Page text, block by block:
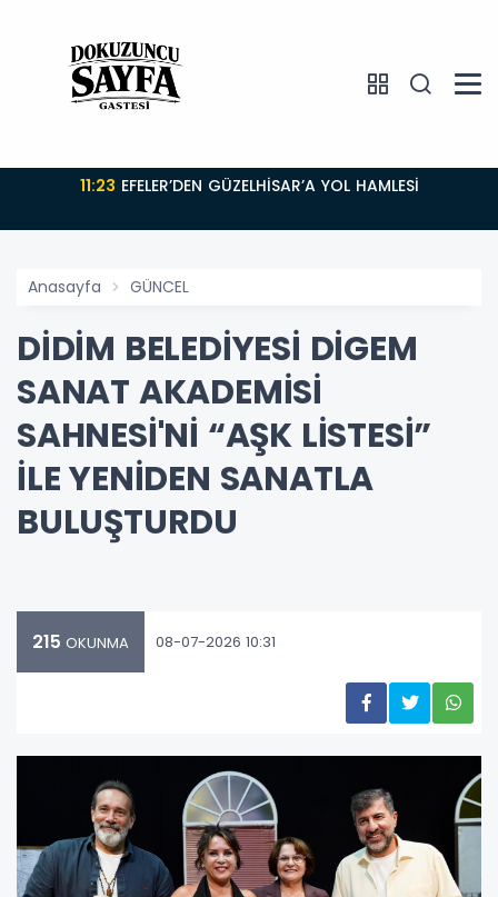
11:23 EFELER’DEN GÜZELHİSAR’A YOL HAMLESİ
Anasayfa GÜNCEL
DİDİM BELEDİYESİ DİGEM
SANAT AKADEMİSİ
SAHNESİ'Nİ “AŞK LİSTESİ”
İLE YENİDEN SANATLA
BULUŞTURDU
215 OKUNMA 08-07-2026 10:31